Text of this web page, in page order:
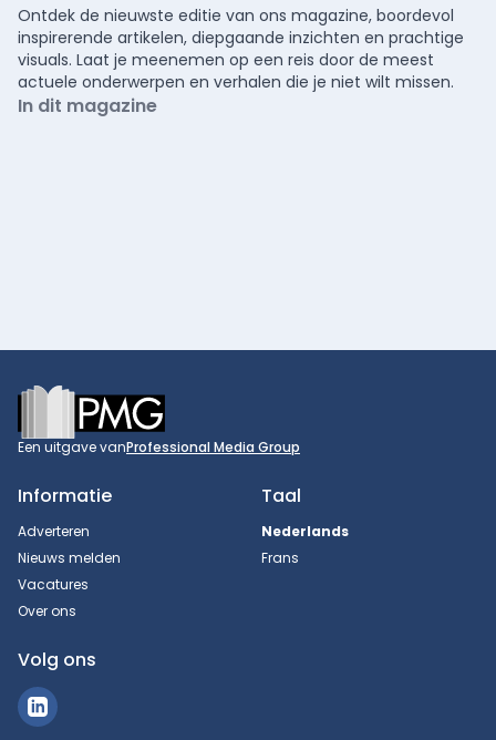
Ontdek de nieuwste editie van ons magazine, boordevol
inspirerende artikelen, diepgaande inzichten en prachtige
visuals. Laat je meenemen op een reis door de meest
actuele onderwerpen en verhalen die je niet wilt missen.
In dit magazine
Footer
Een uitgave vanProfessional Media Group
Informatie
Adverteren
Nieuws melden
Vacatures
Over ons
Taal
Nederlands
Frans
Volg ons